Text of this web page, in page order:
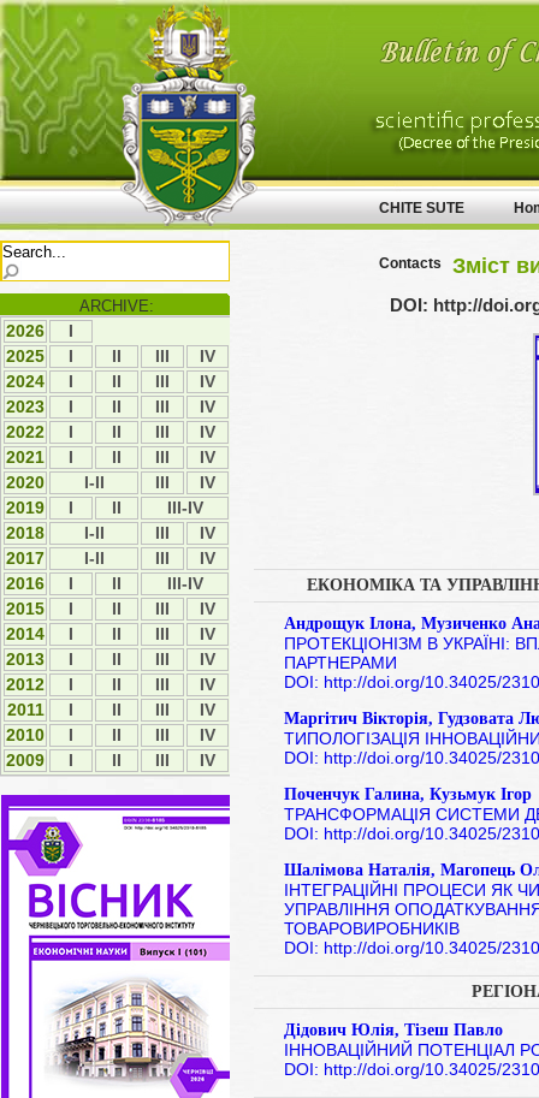
ARCHIVE:
2026
І
2025
І ІI ІII
ІV
2024
І ІI ІII
ІV
2023
І ІI ІII
ІV
2022
І ІI ІII
ІV
2021
І ІI ІII
IV
2020
I-II ІII
IV
2019
І ІI
III-IV
2018
I-II ІІІ
ІV
2017
I-II ІІІ
IV
2016
I II
III-IV
2015
І ІІ ІІІ
IV
2014
І ІІ ІІІ
ІV
2013
І ІІ ІІІ
ІV
2012
І ІI ІII
ІV
2011
І ІI ІII
ІV
2010
І ІI ІII
ІV
2009
І ІI ІII ІV
CHITE SUTE
Contacts Зміст
DOI: http://
ЕКОНОМІКА ТА
Андрощук Ілона, Музиченко
ПРОТЕКЦІОНІЗМ В УКРАЇНІ:
ПАРТНЕРАМИ
DOI: http://doi.org/10.34025/
Маргітич Вікторія, Гудзовата
ТИПОЛОГІЗАЦІЯ
DOI: http://doi.org/10.34025/
Поченчук Галина, Кузьмук Ігор
ТРАНСФОРМАЦІЯ СИСТЕМИ
DOI: http://doi.org/10.34025/
Шалімова Наталія, Магопець
ІНТЕГРАЦІЙНІ ПРОЦЕСИ ЯК
УПРАВЛІННЯ
ТОВАРОВИРОБНИКІВ
DOI: http://doi.org/10.34025/
Дідович Юлія, Тізеш Павло
ІННОВАЦІЙНИЙ ПОТЕНЦІАЛ
DOI: http://doi.org/10.34025/